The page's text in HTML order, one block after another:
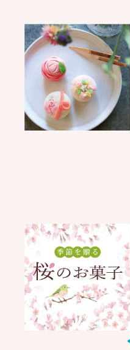
【完売御礼】母の日に贈
る金精軒の和菓子ギフト
2026.04.15
未分類
桜のお菓子
2026.02.23
未分類